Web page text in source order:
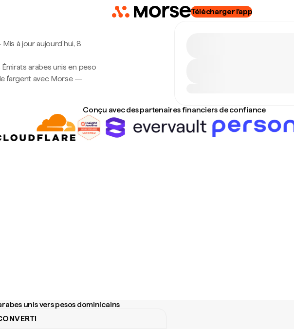
Télécharger l'app
· Mis à jour aujourd’hui, 8
arabes unis en peso
l'argent avec Morse —
Conçu avec des partenaires financiers de confiance
unis vers pesos dominicains